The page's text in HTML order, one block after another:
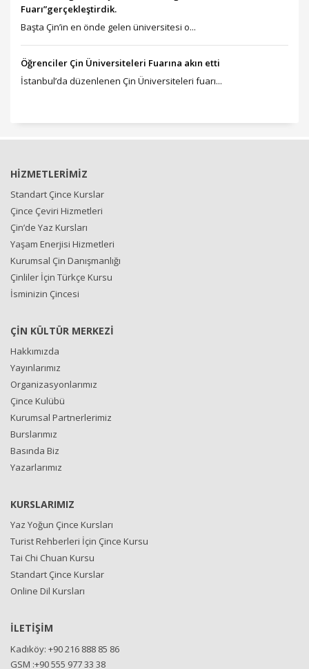
Fuarı”gerçekleştirdik.
Başta Çin’in en önde gelen üniversitesi o...
Öğrenciler Çin Üniversiteleri Fuarına akın etti
İstanbul’da düzenlenen Çin Üniversiteleri fuarı...
HİZMETLERİMİZ
Standart Çince Kurslar
Çince Çeviri Hizmetleri
Çin’de Yaz Kursları
Yaşam Enerjisi Hizmetleri
Kurumsal Çin Danışmanlığı
Çinliler İçin Türkçe Kursu
İsminizin Çincesi
ÇİN KÜLTÜR MERKEZİ
Hakkımızda
Yayınlarımız
Organizasyonlarımız
Çince Kulübü
Kurumsal Partnerlerimiz
Burslarımız
Basında Biz
Yazarlarımız
KURSLARIMIZ
Yaz Yoğun Çince Kursları
Turist Rehberleri İçin Çince Kursu
Tai Chi Chuan Kursu
Standart Çince Kurslar
Online Dil Kursları
İLETİŞİM
Kadıköy: +90 216 888 85 86
GSM :+90 555 977 33 38